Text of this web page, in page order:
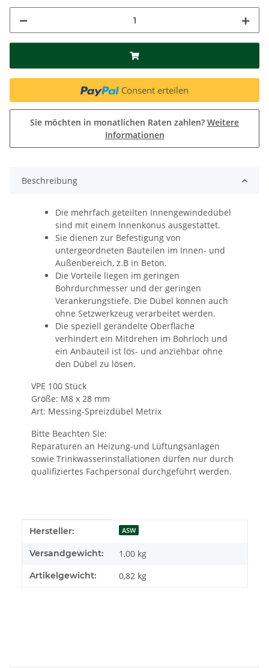
Consent erteilen
Sie möchten in monatlichen Raten zahlen? Weitere
Informationen
Beschreibung
Die mehrfach geteilten Innengewindedübel
sind mit einem Innenkonus ausgestattet.
Sie dienen zur Befestigung von
untergeordneten Bauteilen im Innen- und
Außenbereich, z.B in Beton.
Die Vorteile liegen im geringen
Bohrdurchmesser und der geringen
Verankerungstiefe. Die Dübel können auch
ohne Setzwerkzeug verarbeitet werden.
Die speziell gerändelte Oberfläche
verhindert ein Mitdrehen im Bohrloch und
ein Anbauteil ist lös- und anziehbar ohne
den Dübel zu lösen.
VPE 100 Stück
Größe: M8 x 28 mm
Art: Messing-Spreizdübel Metrix
Bitte Beachten Sie:
Reparaturen an Heizung-und Lüftungsanlagen
sowie Trinkwasserinstallationen dürfen nur durch
qualifiziertes Fachpersonal durchgeführt werden.
Produkteigenschaft
Wert
Hersteller: ASW
Versandgewicht: 1,00 kg
Artikelgewicht: 0,82 kg